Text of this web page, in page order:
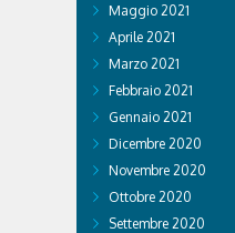
Maggio 2021
Aprile 2021
Marzo 2021
Febbraio 2021
Gennaio 2021
Dicembre 2020
Novembre 2020
Ottobre 2020
Settembre 2020